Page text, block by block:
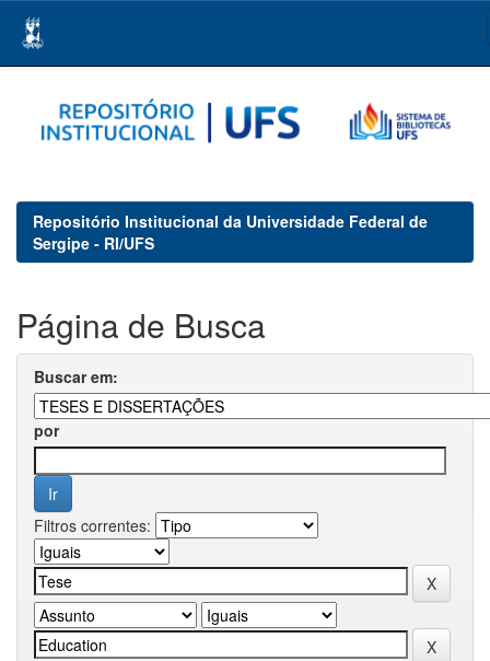
navigation
Repositório Institucional da Universidade Federal de
Sergipe - RI/UFS
Página de Busca
Buscar em:
por
Filtros correntes: